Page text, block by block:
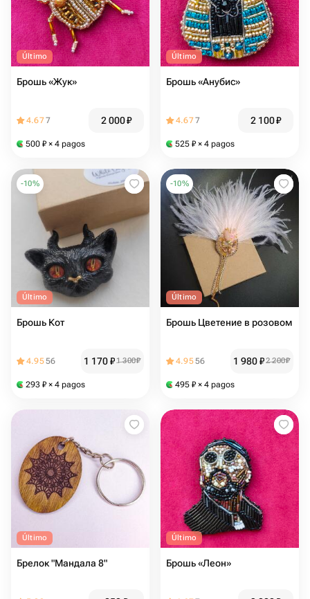
Último
Брошь «Жук»
4.677 2 000₽
500 ₽ × 4 pagos
Último
Брошь «Анубис»
4.677 2 100₽
525 ₽ × 4 pagos
-10%
Último
Брошь Кот
4.9556 1 170₽1 300₽
293 ₽ × 4 pagos
-10%
Último
Брошь Цветение в розовом
4.9556 1 980₽2 200₽
495 ₽ × 4 pagos
Último
Брелок "Мандала 8"
Último
Брошь «Леон»